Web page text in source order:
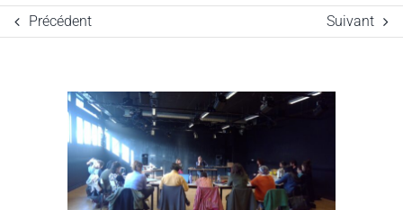
Précédent Suivant
Voir
l'image
agrandie